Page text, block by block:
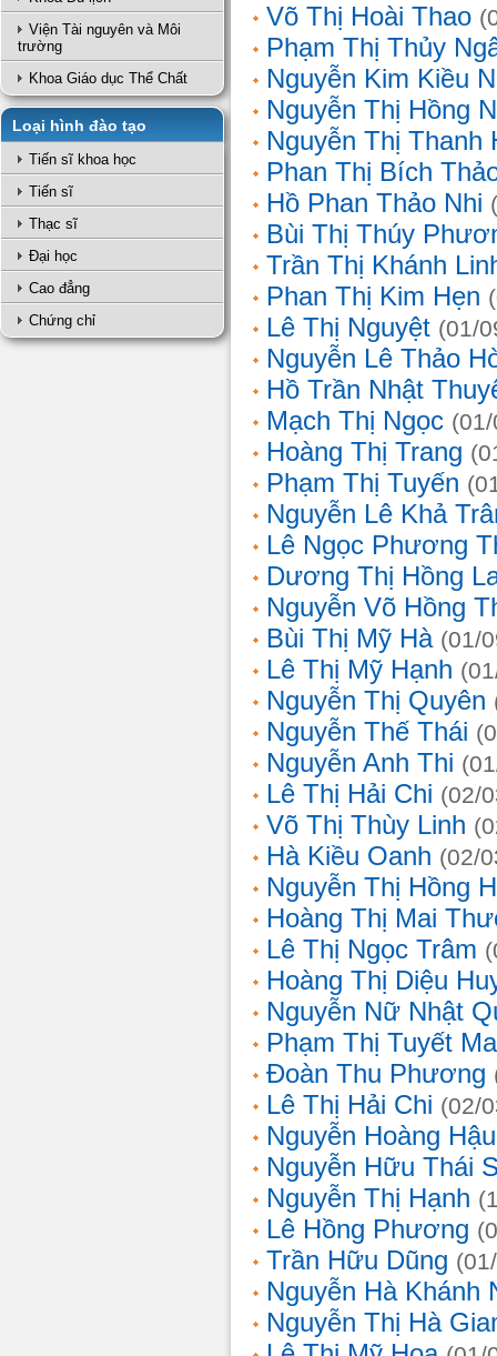
Viện Tài nguyên và Môi
trường
Khoa Giáo dục Thể Chất
Loại hình đào tạo
Tiến sĩ khoa học
Tiến sĩ
Thạc sĩ
Đại học
Cao đẳng
Chứng chỉ
Võ Thị Hoài Thao
Phạm Thị Thủy
Nguyễn Kim Kiều
Nguyễn Thị Hồng
Nguyễn Thị Thanh
Phan Thị Bích
Hồ Phan Thảo Nhi
Bùi Thị Thúy
Trần Thị Khánh
Phan Thị Kim Hẹn
Lê Thị Nguyệt (01/
Nguyễn Lê Thảo
Hồ Trần Nhật
Mạch Thị Ngọc
Hoàng Thị Trang
Phạm Thị Tuyến
Nguyễn Lê Khả
Lê Ngọc Phương
Dương Thị Hồng
Nguyễn Võ Hồng
Bùi Thị Mỹ Hà (01/
Lê Thị Mỹ Hạnh
Nguyễn Thị Quyên
Nguyễn Thế Thái
Nguyễn Anh Thi
Lê Thị Hải Chi (02/
Võ Thị Thùy Linh
Hà Kiều Oanh (02/
Nguyễn Thị Hồng
Hoàng Thị Mai
Lê Thị Ngọc Trâm
Hoàng Thị Diệu
Nguyễn Nữ Nhật
Phạm Thị Tuyết
Đoàn Thu Phương
Lê Thị Hải Chi (02/
Nguyễn Hoàng Hậu
Nguyễn Hữu Thái
Nguyễn Thị Hạnh
Lê Hồng Phương
Trần Hữu Dũng
Nguyễn Hà Khánh
Nguyễn Thị Hà